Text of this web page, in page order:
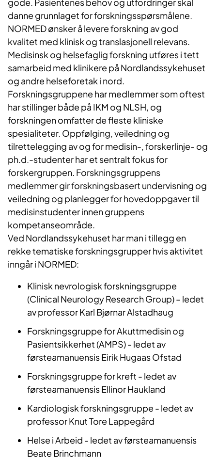
danne grunnlaget for forskningsspørsmålene.
NORMED ønsker å levere forskning av god
kvalitet med klinisk og translasjonell relevans.
Medisinsk og helsefaglig forskning utføres i tett
samarbeid med klinikere på Nordlandssykehuset
og andre helseforetak i nord.
Forskningsgruppene har medlemmer som oftest
har stillinger både på IKM og NLSH, og
forskningen omfatter de fleste kliniske
spesialiteter. Oppfølging, veiledning og
tilrettelegging av og for medisin-, forskerlinje- og
ph.d.-studenter har et sentralt fokus for
forskergruppen. Forskningsgruppens
medlemmer gir forskningsbasert undervisning og
veiledning og planlegger for hovedoppgaver til
medisinstudenter innen gruppens
kompetanseområde.
Ved Nordlandssykehuset har man i tillegg en
rekke tematiske forskningsgrupper hvis aktivitet
inngår i NORMED:
Klinis​​k nevrologisk fo​​​​rskningsgruppe
(Clinical Neurology Research Group) – ledet
av professor Karl Bjørnar Alstadhaug
​Fo​​​rskningsgruppe ​for Akuttmedisin og
Pasientsikkerhet (AMPS) - ledet av
førsteamanuensis Eirik Hugaas Ofstad
Fo​​​rskningsgruppe ​​for kreft​ - ledet av
førsteamanuensis Ellinor Haukland
Kardio​logisk forskningsgrup​​pe - ledet av
professor Knut Tore Lappegård
Helse i Arbeid - ledet av førsteamanuensis
Beate Brinchmann